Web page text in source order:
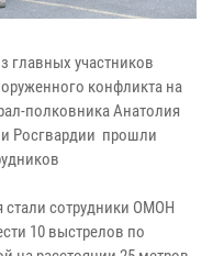
главных участников
конфликта на
полковника Анатолия
Росгвардии прошли
стали сотрудники ОМОН
10 выстрелов по